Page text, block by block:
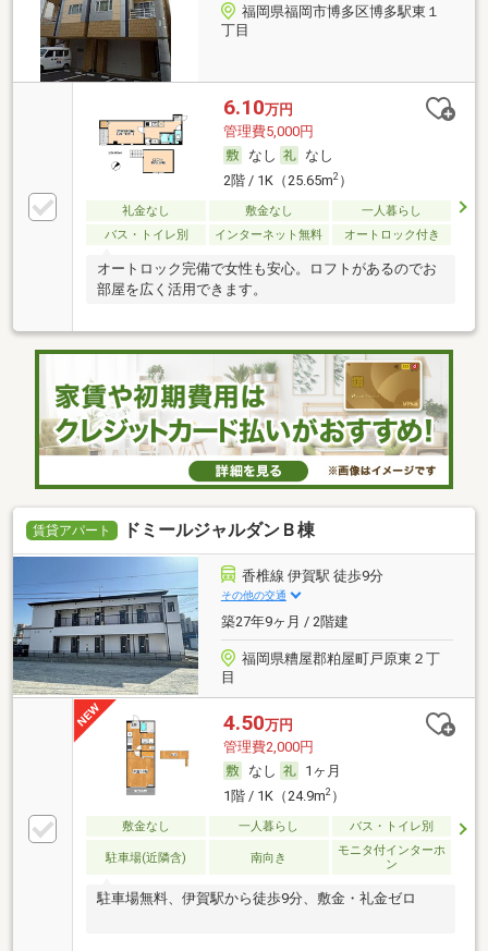
福岡県福岡市博多区博多駅東１
丁目
6.10万円
管理費5,000円
なし
なし
2階 / 1K（25.65m2）
礼金なし 敷金なし
一人暮らし
バス・トイレ別
インターネット無料 オートロック付き
オートロック完備で女性も安心。ロフトがあるのでお
部屋を広く活用できます。
賃貸アパート ドミールジャルダンＢ棟
香椎線 伊賀駅 徒歩9分
その他の交通
築27年9ヶ月 / 2階建
福岡県糟屋郡粕屋町戸原東２丁
目
4.50万円
管理費2,000円
なし
1ヶ月
1階 / 1K（24.9m2）
敷金なし 一人暮らし バス・トイレ別
駐車場(近隣含) 南向き
モニタ付インターホ
ン
駐車場無料、伊賀駅から徒歩9分、敷金・礼金ゼロ